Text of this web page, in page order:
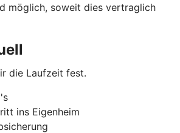
möglich, soweit dies vertraglich
die Laufzeit fest.
ins Eigenheim